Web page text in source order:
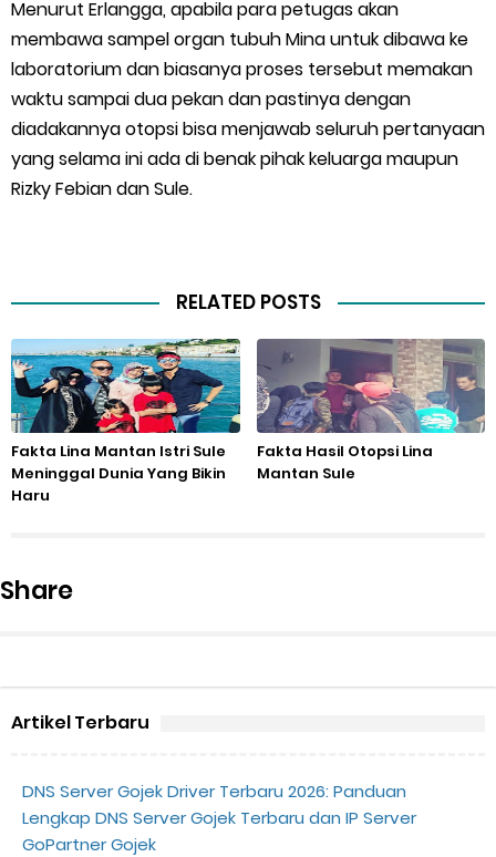
Menurut Erlangga, apabila para petugas akan
membawa sampel organ tubuh Mina untuk dibawa ke
laboratorium dan biasanya proses tersebut memakan
waktu sampai dua pekan dan pastinya dengan
diadakannya otopsi bisa menjawab seluruh pertanyaan
yang selama ini ada di benak pihak keluarga maupun
Rizky Febian dan Sule.
RELATED POSTS
Fakta Lina Mantan Istri Sule
Meninggal Dunia Yang Bikin
Haru
Fakta Hasil Otopsi Lina
Mantan Sule
Share
Artikel Terbaru
DNS Server Gojek Driver Terbaru 2026: Panduan
Lengkap DNS Server Gojek Terbaru dan IP Server
GoPartner Gojek